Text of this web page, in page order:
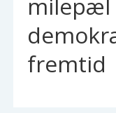
fremtid